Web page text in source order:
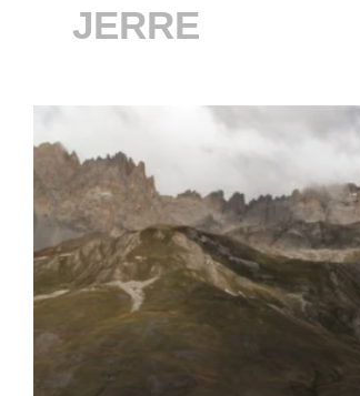
JERRE